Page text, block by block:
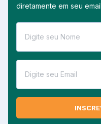
diretamente em seu